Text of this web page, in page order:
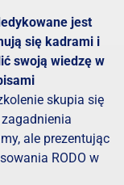
jest
się kadrami i
swoją wiedzę w
skupia się
ale prezentując
RODO w